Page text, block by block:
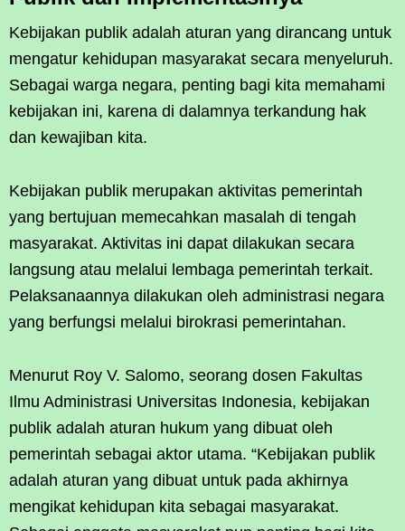
Kebijakan publik adalah aturan yang dirancang untuk
mengatur kehidupan masyarakat secara menyeluruh.
Sebagai warga negara, penting bagi kita memahami
kebijakan ini, karena di dalamnya terkandung hak
dan kewajiban kita.
Kebijakan publik merupakan aktivitas pemerintah
yang bertujuan memecahkan masalah di tengah
masyarakat. Aktivitas ini dapat dilakukan secara
langsung atau melalui lembaga pemerintah terkait.
Pelaksanaannya dilakukan oleh administrasi negara
yang berfungsi melalui birokrasi pemerintahan.
Menurut Roy V. Salomo, seorang dosen Fakultas
Ilmu Administrasi Universitas Indonesia, kebijakan
publik adalah aturan hukum yang dibuat oleh
pemerintah sebagai aktor utama. “Kebijakan publik
adalah aturan yang dibuat untuk pada akhirnya
mengikat kehidupan kita sebagai masyarakat.